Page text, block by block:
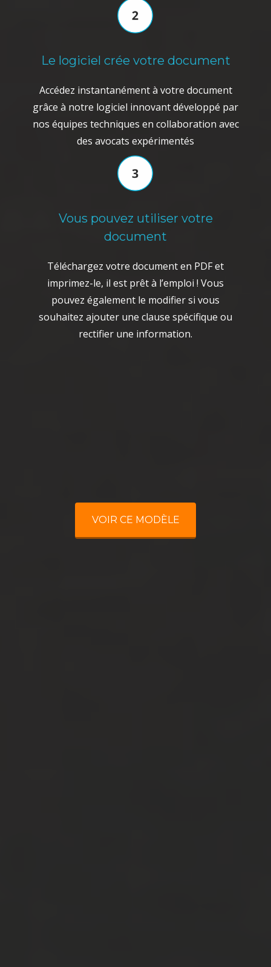
Le logiciel crée votre document
Accédez instantanément à votre document
grâce à notre logiciel innovant développé par
nos équipes techniques en collaboration avec
des avocats expérimentés
Vous pouvez utiliser votre
document
Téléchargez votre document en PDF et
imprimez-le, il est prêt à l’emploi ! Vous
pouvez également le modifier si vous
souhaitez ajouter une clause spécifique ou
rectifier une information.
VOIR CE MODÈLE